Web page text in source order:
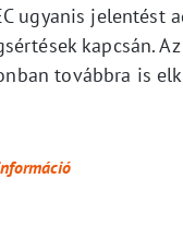
ugyanis jelentést
kapcsán.
továbbra is